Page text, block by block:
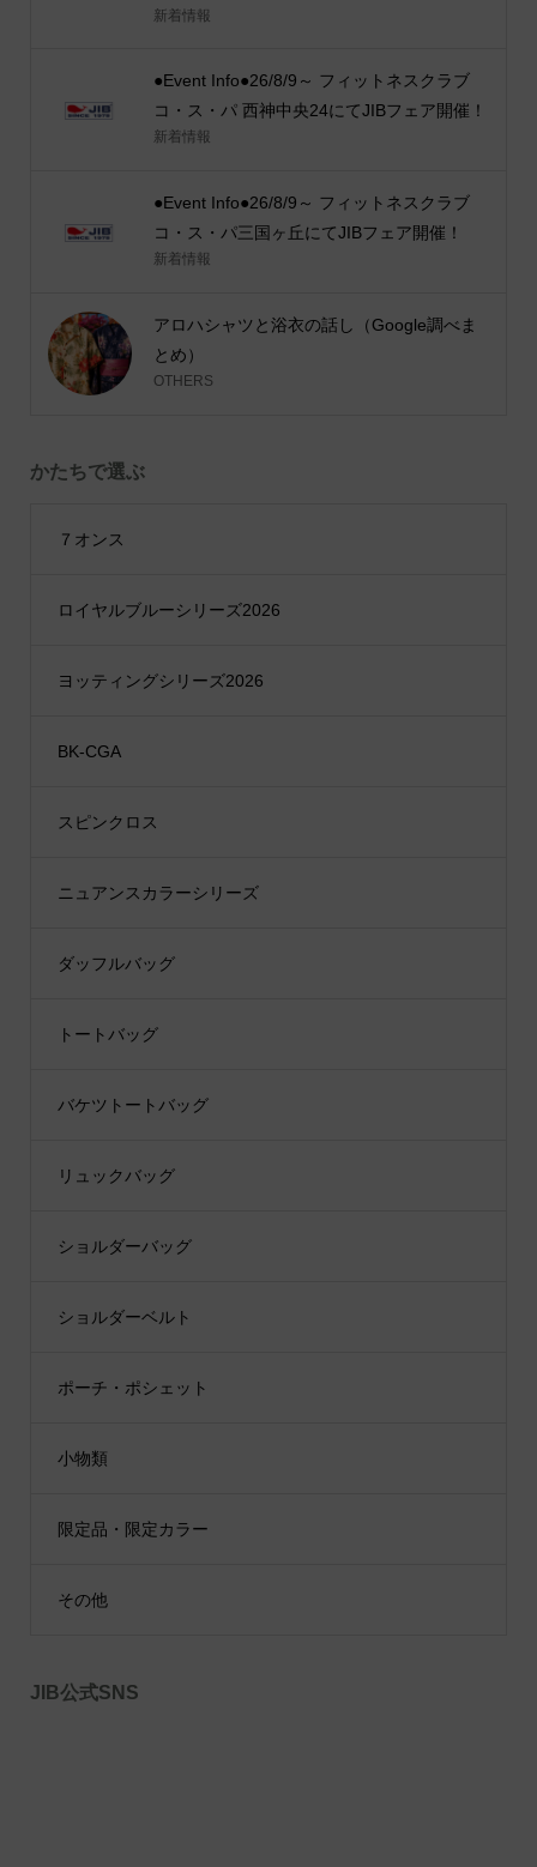
新着情報
●Event Info●26/8/9～ フィットネスクラブ
コ・ス・パ 西神中央24にてJIBフェア開催！
新着情報
●Event Info●26/8/9～ フィットネスクラブ
コ・ス・パ三国ヶ丘にてJIBフェア開催！
新着情報
アロハシャツと浴衣の話し（Google調べま
とめ）
OTHERS
かたちで選ぶ
７オンス
ロイヤルブルーシリーズ2026
ヨッティングシリーズ2026
BK-CGA
スピンクロス
ニュアンスカラーシリーズ
ダッフルバッグ
トートバッグ
バケツトートバッグ
リュックバッグ
ショルダーバッグ
ショルダーベルト
ポーチ・ポシェット
小物類
限定品・限定カラー
その他
JIB公式SNS